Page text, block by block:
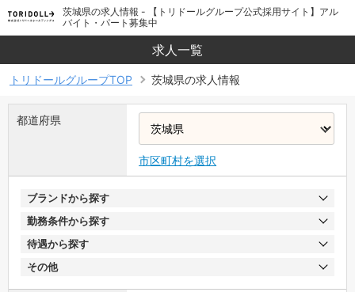
茨城県の求人情報 - 【トリドールグループ公式採用サイト】アル
バイト・パート募集中
求人一覧
トリドールグループTOP 茨城県の求人情報
都道府県
市区町村を選択
ブランドから探す
勤務条件から探す
待遇から探す
その他